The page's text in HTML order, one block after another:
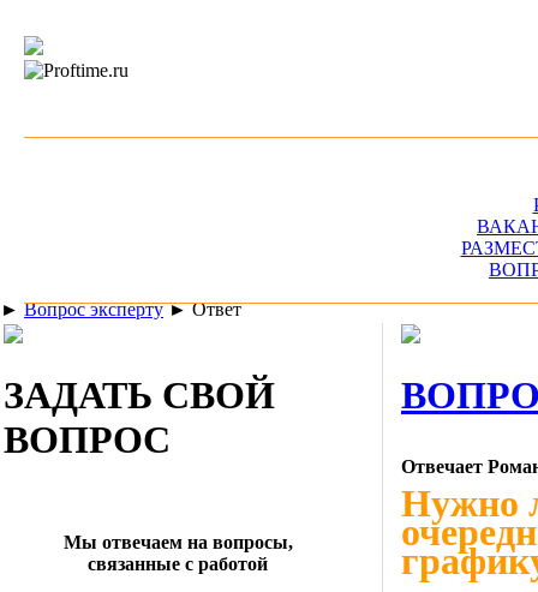
► Вопрос эксперту►Ответ
ЗАДАТЬ СВОЙ
ВОПРОС
Мы отвечаем на вопросы,
связанные с работой
Отвечает
Нужно